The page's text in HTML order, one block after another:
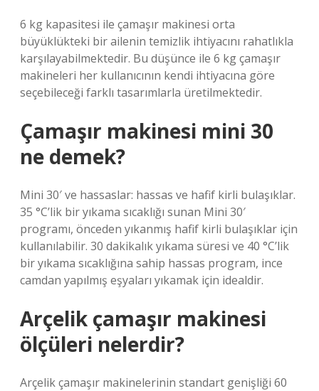
6 kg kapasitesi ile çamaşır makinesi orta
büyüklükteki bir ailenin temizlik ihtiyacını rahatlıkla
karşılayabilmektedir. Bu düşünce ile 6 kg çamaşır
makineleri her kullanıcının kendi ihtiyacına göre
seçebileceği farklı tasarımlarla üretilmektedir.
Çamaşır makinesi mini 30
ne demek?
Mini 30′ ve hassaslar: hassas ve hafif kirli bulaşıklar.
35 °C’lik bir yıkama sıcaklığı sunan Mini 30′
programı, önceden yıkanmış hafif kirli bulaşıklar için
kullanılabilir. 30 dakikalık yıkama süresi ve 40 °C’lik
bir yıkama sıcaklığına sahip hassas program, ince
camdan yapılmış eşyaları yıkamak için idealdir.
Arçelik çamaşır makinesi
ölçüleri nelerdir?
Arçelik çamaşır makinelerinin standart genişliği 60